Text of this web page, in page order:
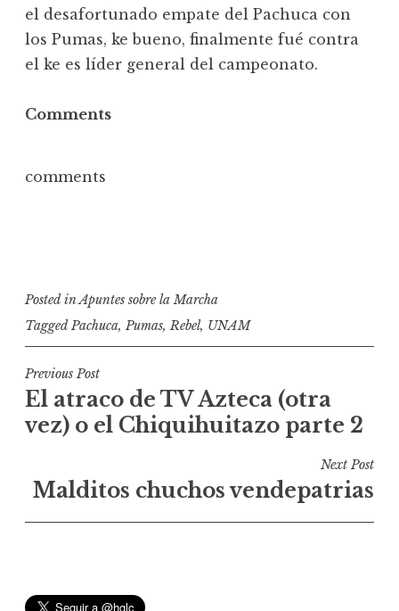
el desafortunado empate del Pachuca con
los Pumas, ke bueno, finalmente fué contra
el ke es líder general del campeonato.
Comments
comments
Posted inApuntes sobre la Marcha
TaggedPachuca, Pumas, Rebel, UNAM
N
a
v
g
Previous Post
El atraco de TV Azteca (otra
vez) o el Chiquihuitazo parte 2
Next Post
Malditos chuchos vendepatrias